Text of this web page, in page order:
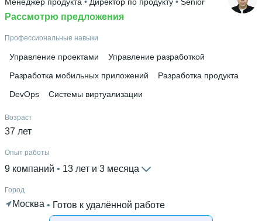
Ещё 1 в профиле
Рассмотрю предложения
Профессиональные навыки
Управление проектами
Управление разработкой
Разработка мобильных приложений
Разработка продукта
DevOps
Системы виртуализации
Возраст
37 лет
Опыт работы
9 компаний 13 лет и 3 месяца
Город
Москва • Готов к удалённой работе